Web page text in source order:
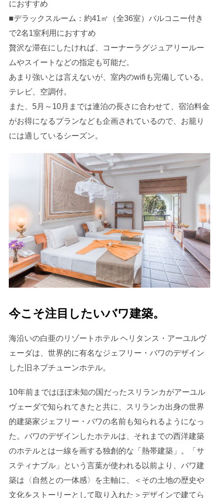
におすすめ
■デラックスルーム：約41㎡（全36室）バルコニー付き
で2名1室利用におすすめ
贅沢な滞在にしたければ、コーナーラグジュアリールー
ムやスイートなどの指定も可能だ。
あまり強いとは言えないが、室内のwifiも完備している。
テレビ、空調付。
また、5月～10月までは連泊の長さに合わせて、宿泊料金
がお得になるプランなども企画されているので、お籠り
には適しているシーズン。
今こそ注目したいバワ建築。
海沿いの白亜のリゾートホテル ヘリタンス・アーユルヴ
ェーダは、世界的に有名なジェフリー・バワのデザイン
した旧ネプチューンホテル。
10年前まではほぼ未知の国だったスリランカがアーユル
ヴェーダで知られてきたと共に、スリランカ出身の世界
的建築家ジェフリー・バワの名前も知られるようになっ
た。バワのデザインしたホテルは、それまでの西洋建築
のホテルとは一線を画する独創的な「熱帯建築」。「サ
スティナブル」という言葉が使われる以前より、バワ建
築は〈自然との一体感〉を主軸に、＜その土地の歴史や
文化をストーリーとして取り入れた＞デザインで建てら